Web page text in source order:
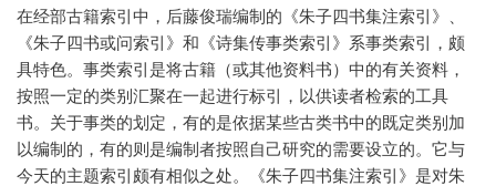
在经部古籍索引中，后藤俊瑞编制的《朱子四书集注索引》、
《朱子四书或问索引》和《诗集传事类索引》系事类索引，颇
具特色。事类索引是将古籍（或其他资料书）中的有关资料，
按照一定的类别汇聚在一起进行标引，以供读者检索的工具
书。关于事类的划定，有的是依据某些古类书中的既定类别加
以编制的，有的则是编制者按照自己研究的需要设立的。它与
今天的主题索引颇有相似之处。《朱子四书集注索引》是对朱